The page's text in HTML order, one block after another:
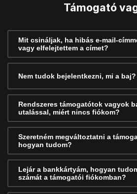
Támogató
Mit csináljak, ha hibás e-mail-
vagy elfelejtettem a címet?
Nem tudok bejelentkezni, mi a baj?
Rendszeres támogatótok vagyok
utalással, miért nincs fiókom?
Szeretném megváltoztatni a
hogyan tudom?
Lejár a bankkártyám, hogyan
számát a támogatói fiókomban?